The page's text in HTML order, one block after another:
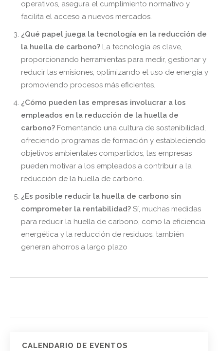
operativos, asegura el cumplimiento normativo y
facilita el acceso a nuevos mercados.
¿Qué papel juega la tecnología en la reducción de
la huella de carbono?La tecnología es clave,
proporcionando herramientas para medir, gestionar y
reducir las emisiones, optimizando el uso de energía y
promoviendo procesos más eficientes.
¿Cómo pueden las empresas involucrar a los
empleados en la reducción de la huella de
carbono?Fomentando una cultura de sostenibilidad,
ofreciendo programas de formación y estableciendo
objetivos ambientales compartidos, las empresas
pueden motivar a los empleados a contribuir a la
reducción de la huella de carbono.
¿Es posible reducir la huella de carbono sin
comprometer la rentabilidad?Sí, muchas medidas
para reducir la huella de carbono, como la eficiencia
energética y la reducción de residuos, también
generan ahorros a largo plazo
CALENDARIO DE EVENTOS